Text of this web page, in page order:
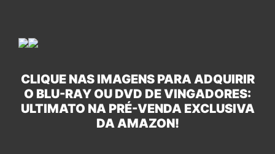
CLIQUE NAS IMAGENS PARA ADQUIRIR
O BLU-RAY OU DVD DE VINGADORES:
ULTIMATO NA PRÉ-VENDA EXCLUSIVA
DA AMAZON!